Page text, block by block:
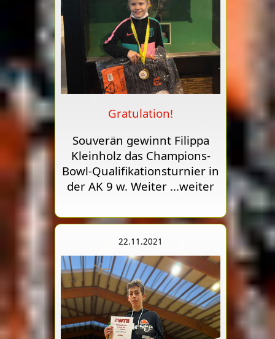
Gratulation!
Souverän gewinnt Filippa
Kleinholz das Champions-
Bowl-Qualifikationsturnier in
der AK 9 w. Weiter ...weiter
22.11.2021